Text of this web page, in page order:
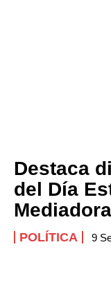
Destaca
del Día
Mediadora
POLÍTICA 9